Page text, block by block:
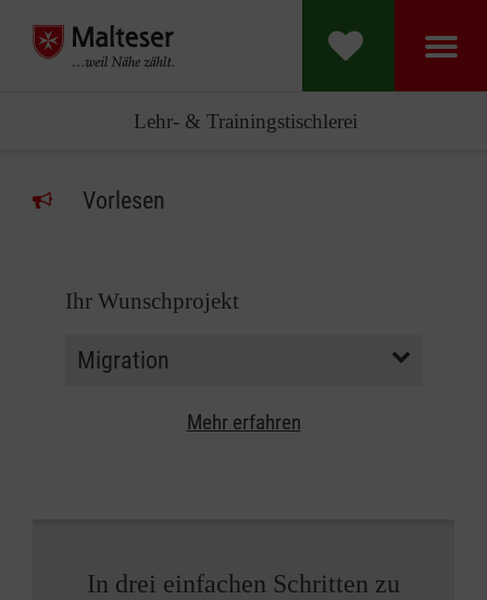
Lehr- & Trainingstischlerei
Vorlesen
Ihr Wunschprojekt
Mehr erfahren
In drei einfachen Schritten zu